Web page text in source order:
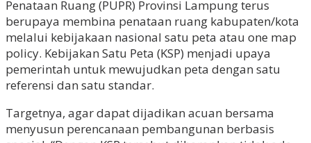
Penataan Ruang (PUPR) Provinsi Lampung terus
berupaya membina penataan ruang kabupaten/kota
melalui kebijakaan nasional satu peta atau one map
policy. Kebijakan Satu Peta (KSP) menjadi upaya
pemerintah untuk mewujudkan peta dengan satu
referensi dan satu standar.
Targetnya, agar dapat dijadikan acuan bersama
menyusun perencanaan pembangunan berbasis